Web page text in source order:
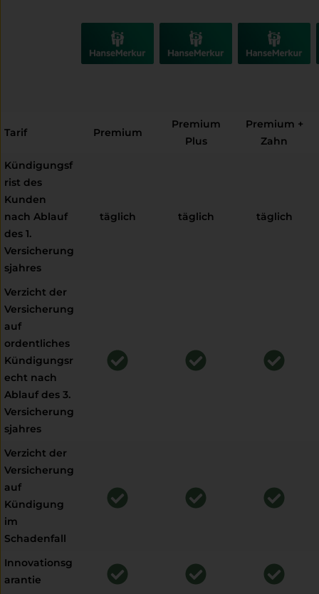
Tarif Premium
Premium
Plus
Premium +
Zahn
Kündigungsf
rist des
Kunden
nach Ablauf
des 1.
Versicherung
sjahres
täglich täglich täglich
Verzicht der
Versicherung
auf
ordentliches
Kündigungsr
echt nach
Ablauf des 3.
Versicherung
sjahres
Verzicht der
Versicherung
auf
Kündigung
im
Schadenfall
Innovationsg
arantie